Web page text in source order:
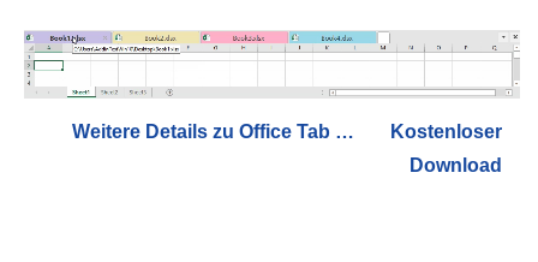
Weitere Details zu Office Tab …
Kostenloser
Download